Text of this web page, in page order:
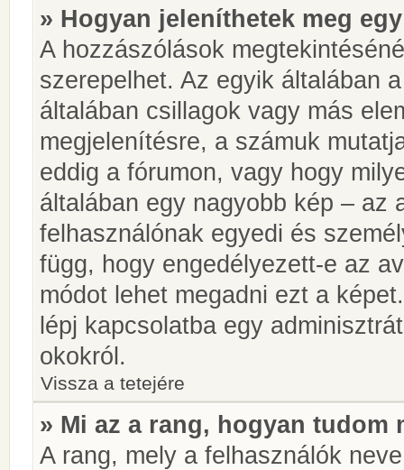
» Hogyan jeleníthetek meg
A hozzászólások
szerepelhet. Az egyik általában
általában csillagok vagy más
megjelenítésre, a számuk
eddig a fórumon, vagy hogy
általában egy nagyobb kép – az
felhasználónak egyedi és
függ, hogy engedélyezett-e az
módot lehet megadni ezt a
lépj kapcsolatba egy
okokról.
Vissza a tetejére
» Mi az a rang, hogyan tudom
A rang, mely a felhasználók